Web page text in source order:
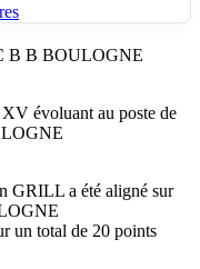
B B BOULOGNE
évoluant au poste de
GRILL a été aligné sur
un total de 20 points